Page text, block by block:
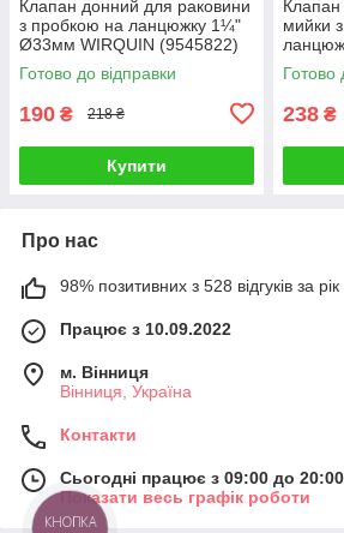
Клапан донний для раковини
з пробкою на ланцюжку 1¼"
Ø33мм WIRQUIN (9545822)
Готово до відправки
190 ₴ 218 ₴
Купити
Клапан
мийки
Готово
238 ₴
Про нас
98% позитивних з 528 відгуків за рік
Працює з 10.09.2022
м. Вінниця
Вінниця, Україна
Контакти
Сьогодні працює з 09:00 до 20:00
Показати весь графік роботи
КНОПКА